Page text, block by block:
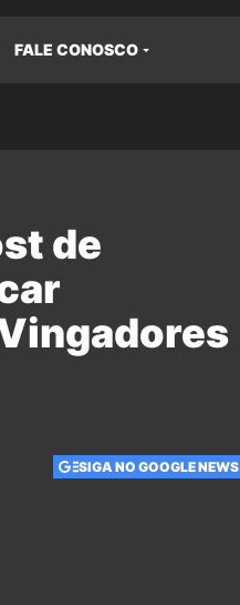
FALE CONOSCO
de
SIGA NO GOOGLE NEWS